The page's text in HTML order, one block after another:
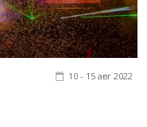
10 - 15 авг 2022